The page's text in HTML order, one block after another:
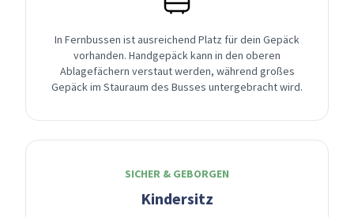
In Fernbussen ist ausreichend Platz für dein Gepäck
vorhanden. Handgepäck kann in den oberen
Ablagefächern verstaut werden, während großes
Gepäck im Stauraum des Busses untergebracht wird.
SICHER & GEBORGEN
Kindersitz